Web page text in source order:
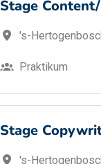
Stage
's-
Praktikum
Stage
's-